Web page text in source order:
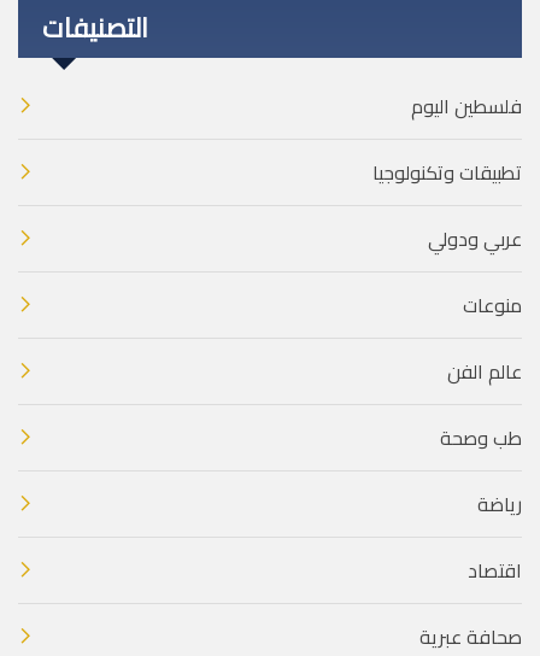
التصنيفات
فلسطين اليوم
تطبيقات وتكنولوجيا
عربي ودولي
منوعات
عالم الفن
طب وصحة
رياضة
اقتصاد
صحافة عبرية